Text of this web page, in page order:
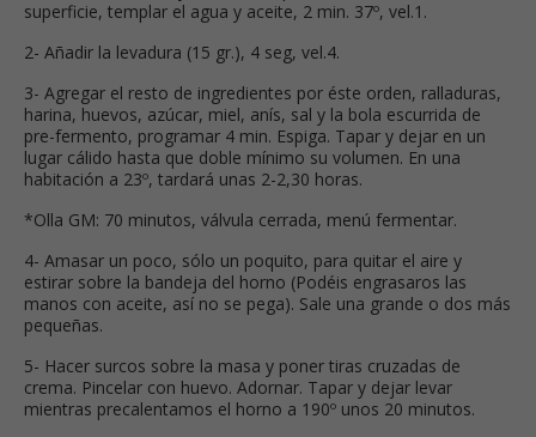
superficie, templar el agua y aceite, 2 min. 37º, vel.1.
2- Añadir la levadura (15 gr.), 4 seg, vel.4.
3- Agregar el resto de ingredientes por éste orden, ralladuras,
harina, huevos, azúcar, miel, anís, sal y la bola escurrida de
pre-fermento, programar 4 min. Espiga. Tapar y dejar en un
lugar cálido hasta que doble mínimo su volumen. En una
habitación a 23º, tardará unas 2-2,30 horas.
*Olla GM: 70 minutos, válvula cerrada, menú fermentar.
4- Amasar un poco, sólo un poquito, para quitar el aire y
estirar sobre la bandeja del horno (Podéis engrasaros las
manos con aceite, así no se pega). Sale una grande o dos más
pequeñas.
5- Hacer surcos sobre la masa y poner tiras cruzadas de
crema. Pincelar con huevo. Adornar. Tapar y dejar levar
mientras precalentamos el horno a 190º unos 20 minutos.